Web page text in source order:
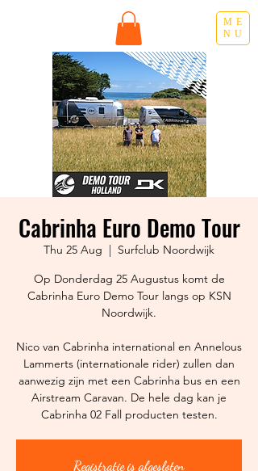
ME
NU
Cabrinha Euro Demo Tour
Thu 25 Aug
  |
Surfclub Noordwijk
Op Donderdag 25 Augustus komt de
Cabrinha Euro Demo Tour langs op KSN
Noordwijk.
Nico van Cabrinha international en Annelous
Lammerts (internationale rider) zullen dan
aanwezig zijn met een Cabrinha bus en een
Airstream Caravan. De hele dag kan je
Cabrinha 02 Fall producten testen.
Registratie is afgesloten